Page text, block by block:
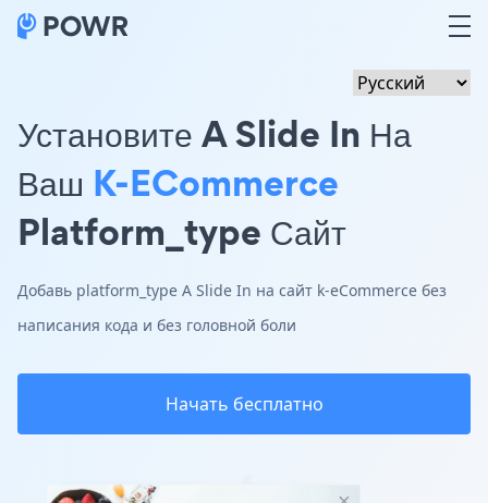
Установите A Slide In На
Ваш K-ECommerce
Platform_type Сайт
Добавь platform_type A Slide In на сайт k-eCommerce без
написания кода и без головной боли
Начать бесплатно